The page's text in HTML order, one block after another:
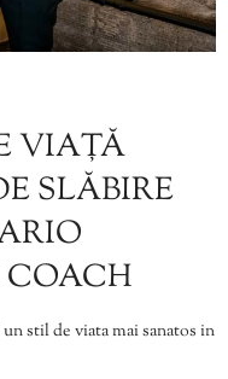
VIAȚĂ
SLĂBIRE
COACH
stil de viata mai sanatos in